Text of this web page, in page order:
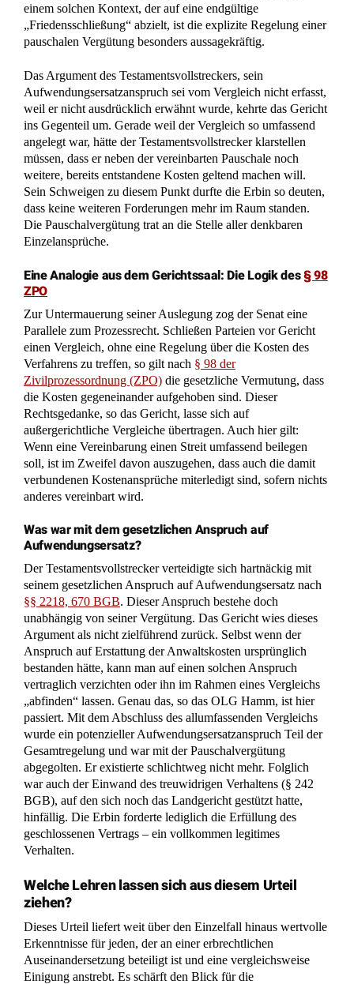
einem solchen Kontext, der auf eine endgültige
„Friedensschließung“ abzielt, ist die explizite Regelung einer
pauschalen Vergütung besonders aussagekräftig.
Das Argument des Testamentsvollstreckers, sein
Aufwendungsersatzanspruch sei vom Vergleich nicht erfasst,
weil er nicht ausdrücklich erwähnt wurde, kehrte das Gericht
ins Gegenteil um. Gerade weil der Vergleich so umfassend
angelegt war, hätte der Testamentsvollstrecker klarstellen
müssen, dass er neben der vereinbarten Pauschale noch
weitere, bereits entstandene Kosten geltend machen will.
Sein Schweigen zu diesem Punkt durfte die Erbin so deuten,
dass keine weiteren Forderungen mehr im Raum standen.
Die Pauschalvergütung trat an die Stelle aller denkbaren
Einzelansprüche.
Eine Analogie aus dem Gerichtssaal: Die Logik des§ 98
ZPO
Zur Untermauerung seiner Auslegung zog der Senat eine
Parallele zum Prozessrecht. Schließen Parteien vor Gericht
einen Vergleich, ohne eine Regelung über die Kosten des
Verfahrens zu treffen, so gilt nach § 98 der
Zivilprozessordnung (ZPO) die gesetzliche Vermutung, dass
die Kosten gegeneinander aufgehoben sind. Dieser
Rechtsgedanke, so das Gericht, lasse sich auf
außergerichtliche Vergleiche übertragen. Auch hier gilt:
Wenn eine Vereinbarung einen Streit umfassend beilegen
soll, ist im Zweifel davon auszugehen, dass auch die damit
verbundenen Kostenansprüche miterledigt sind, sofern nichts
anderes vereinbart wird.
Was war mit dem gesetzlichen Anspruch auf
Aufwendungsersatz?
Der Testamentsvollstrecker verteidigte sich hartnäckig mit
seinem gesetzlichen Anspruch auf Aufwendungsersatz nach
§§ 2218, 670 BGB. Dieser Anspruch bestehe doch
unabhängig von seiner Vergütung. Das Gericht wies dieses
Argument als nicht zielführend zurück. Selbst wenn der
Anspruch auf Erstattung der Anwaltskosten ursprünglich
bestanden hätte, kann man auf einen solchen Anspruch
vertraglich verzichten oder ihn im Rahmen eines Vergleichs
„abfinden“ lassen. Genau das, so das OLG Hamm, ist hier
passiert. Mit dem Abschluss des allumfassenden Vergleichs
wurde ein potenzieller Aufwendungsersatzanspruch Teil der
Gesamtregelung und war mit der Pauschalvergütung
abgegolten. Er existierte schlichtweg nicht mehr. Folglich
war auch der Einwand des treuwidrigen Verhaltens (§ 242
BGB), auf den sich noch das Landgericht gestützt hatte,
hinfällig. Die Erbin forderte lediglich die Erfüllung des
geschlossenen Vertrags – ein vollkommen legitimes
Verhalten.
Welche Lehren lassen sich aus diesem Urteil
ziehen?
Dieses Urteil liefert weit über den Einzelfall hinaus wertvolle
Erkenntnisse für jeden, der an einer erbrechtlichen
Auseinandersetzung beteiligt ist und eine vergleichsweise
Einigung anstrebt. Es schärft den Blick für die